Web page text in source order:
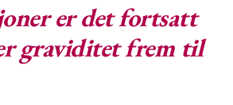
er det fortsatt
graviditetfrem til